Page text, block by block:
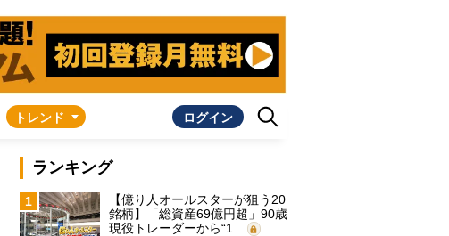
トレンド ログイン
ランキング
1
【億り人オールスターが狙う20
銘柄】「総資産69億円超」90歳
現役トレーダーから“1…